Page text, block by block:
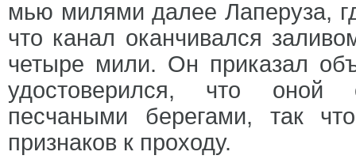
мью милями далее Лаперуза,
что канал оканчивался
четыре мили. Он приказал
удостоверился, что оной
песчаными берегами, так
признаков к проходу.